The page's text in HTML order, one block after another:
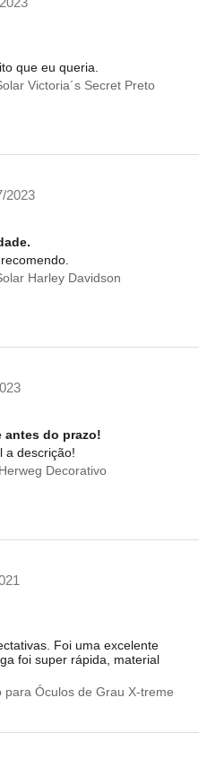
que eu queria.
Victoria´s Secret Preto
2023
Harley Davidson
antes do prazo!
a descrição!
Decorativo
Foi uma excelente
foi super rápida, material
para Óculos de Grau X-treme